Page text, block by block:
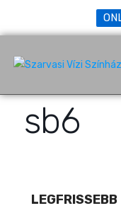
sb6
LEGFRISSEBB